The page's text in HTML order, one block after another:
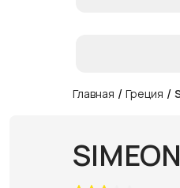
Главная / Греция /